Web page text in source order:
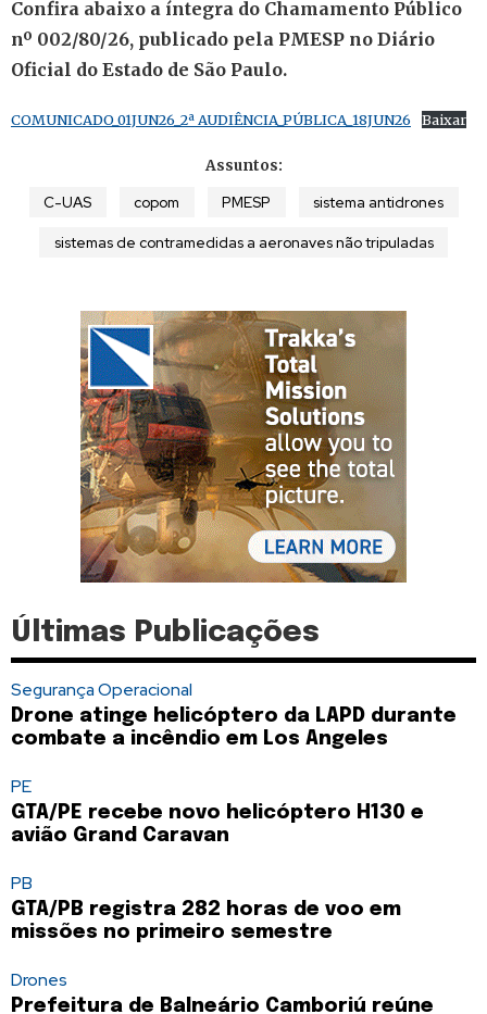
Confira abaixo a íntegra do Chamamento Público
nº 002/80/26, publicado pela PMESP no Diário
Oficial do Estado de São Paulo.
COMUNICADO_01JUN26_2ª AUDIÊNCIA_PÚBLICA_18JUN26 Baixar
Assuntos:
C-UAS copom PMESP sistema antidrones
sistemas de contramedidas a aeronaves não tripuladas
Últimas Publicações
Segurança Operacional
Drone atinge helicóptero da LAPD durante
combate a incêndio em Los Angeles
PE
GTA/PE recebe novo helicóptero H130 e
avião Grand Caravan
PB
GTA/PB registra 282 horas de voo em
missões no primeiro semestre
Drones
Prefeitura de Balneário Camboriú reúne